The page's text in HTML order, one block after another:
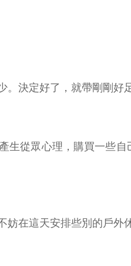
決定好了，就帶剛剛好
生從眾心理，購買一些
妨在這天安排些別的戶